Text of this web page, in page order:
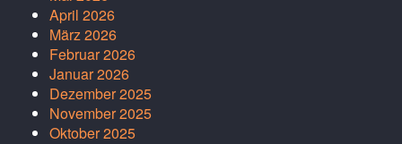
April 2026
März 2026
Februar 2026
Januar 2026
Dezember 2025
November 2025
Oktober 2025